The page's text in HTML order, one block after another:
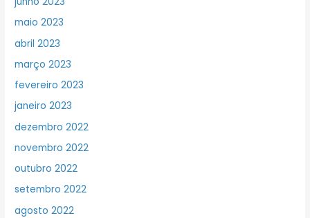
maio 2023
abril 2023
março 2023
fevereiro 2023
janeiro 2023
dezembro 2022
novembro 2022
outubro 2022
setembro 2022
agosto 2022